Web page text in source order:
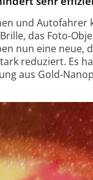
und Autofahrer
das Foto-
nun eine
reduziert. Es
aus Gold-